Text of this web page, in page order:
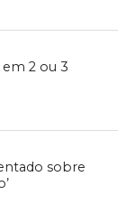
em 2 ou 3
sobre